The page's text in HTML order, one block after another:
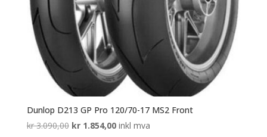
Dunlop D213 GP Pro 120/70-17 MS2 Front
kr3.090,00 Opprinnelig
kr1.854,00Nåværende
inkl mva